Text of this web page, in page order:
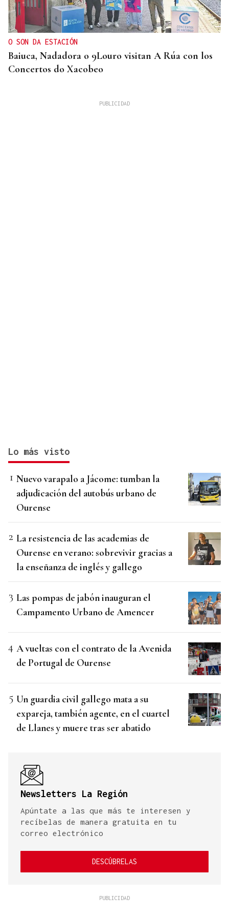
O SON DA ESTACIÓN
Baiuca, Nadadora o 9Louro visitan A Rúa con los
Concertos do Xacobeo
Lo más visto
Nuevo varapalo a Jácome: tumban la
adjudicación del autobús urbano de
Ourense
La resistencia de las academias de
Ourense en verano: sobrevivir gracias a
la enseñanza de inglés y gallego
Las pompas de jabón inauguran el
Campamento Urbano de Amencer
A vueltas con el contrato de la Avenida
de Portugal de Ourense
Un guardia civil gallego mata a su
expareja, también agente, en el cuartel
de Llanes y muere tras ser abatido
Newsletters La Región
Apúntate a las que más te interesen y
recíbelas de manera gratuita en tu
correo electrónico
DESCÚBRELAS